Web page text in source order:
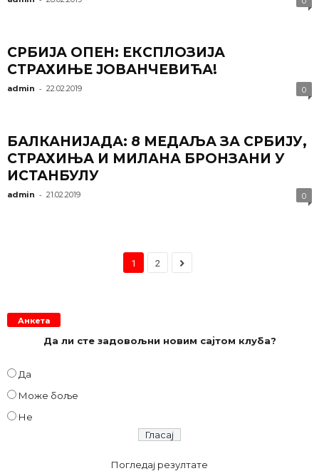
СРБИЈА ОПЕН: ЕКСПЛОЗИЈА
СТРАХИЊЕ ЈОВАНЧЕВИЋА!
admin - 22.02.2019 0
БАЛКАНИЈАДА: 8 МЕДАЉА ЗА СРБИЈУ,
СТРАХИЊА И МИЛАНА БРОНЗАНИ У
ИСТАНБУЛУ
admin - 21.02.2019 0
1 2
Анкета
Да ли сте задовољни новим сајтом клуба?
Да
Може боље
Не
Погледај резултате